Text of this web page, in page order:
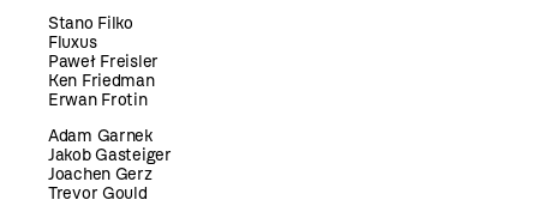
Stano Filko
Fluxus
Paweł Freisler
Ken Friedman
Erwan Frotin
Adam Garnek
Jakob Gasteiger
Joachen Gerz
Trevor Gould